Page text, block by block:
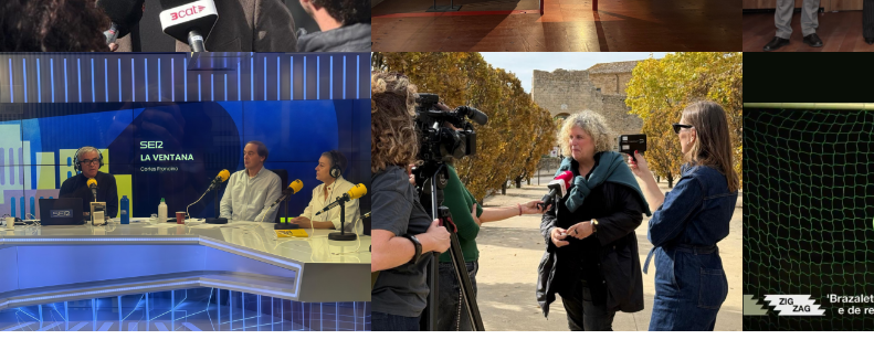
Hermana Leonor. 20.000
km de confesión
Campanyes culturals Estratègia de
comunicació i PR
Brots
Campanyes culturals Estratègia de
comunicació i PR Estratègia digital i
creació de continguts